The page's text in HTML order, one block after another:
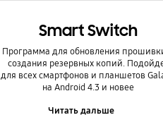
Smart Switch
Программа для обновления
создания резервных копий.
для всех смартфонов и планшетов
на Android 4.3 и новее
Читать дальше